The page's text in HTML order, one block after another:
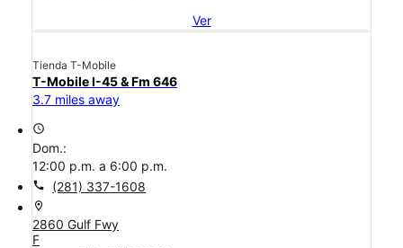
Ver
Tienda T-Mobile
T-Mobile I-45 & Fm 646
3.7 miles away
access_time
Dom.:
12:00 p.m. a 6:00 p.m.
call (281) 337-1608
location_on
2860 Gulf Fwy
F